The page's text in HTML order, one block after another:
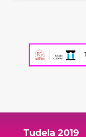
Tudela 2019